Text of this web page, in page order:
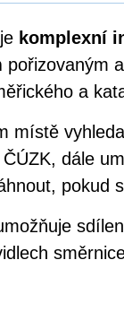
komplexní
pořizovaným
a
místě
dále
pokud